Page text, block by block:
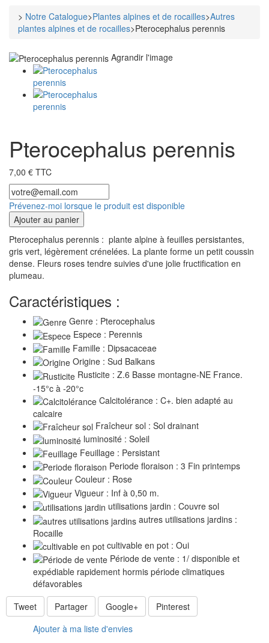
> Notre Catalogue>Plantes alpines et de rocailles>Autres
plantes alpines et de rocailles>Pterocephalus perennis
Agrandir l'image
Pterocephalus perennis
7,00 € TTC
Prévenez-moi lorsque le produit est disponible
Ajouter au panier
Pterocephalus perennis : plante alpine à feuilles persistantes,
gris vert, légèrement crénelées. La plante forme un petit coussin
dense. Fleurs roses tendre suivies d'une jolie fructification en
plumeau.
Caractéristiques :
Genre : Pterocephalus
Espece : Perennis
Famille : Dipsacaceae
Origine : Sud Balkans
Rusticite : Z.6 Basse montagne-NE France.
-15°c à -20°c
Calcitolérance : C+. bien adapté au
calcaire
Fraîcheur sol : Sol drainant
luminosité : Soleil
Feuillage : Persistant
Periode floraison : 3 Fin printemps
Couleur : Rose
Vigueur : Inf à 0,50 m.
utilisations jardin : Couvre sol
autres utilisations jardins :
Rocaille
cultivable en pot : Oui
Période de vente : 1/ disponible et
expédiable rapidement hormis période climatiques
défavorables
Tweet
Partager Google+
Pinterest
Ajouter à ma liste d'envies